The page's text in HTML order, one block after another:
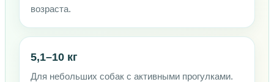
возраста.
5,1–10 кг
Для небольших собак с активными прогулками.